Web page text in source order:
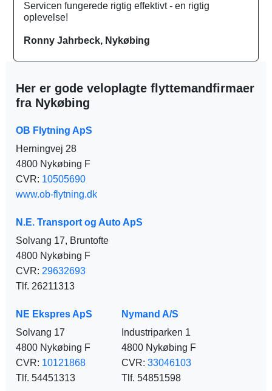
Servicen fungerede rigtig effektivt - en rigtig
oplevelse!
Ronny Jahrbeck, Nykøbing
Her er gode veloplagte flyttemandfirmaer
fra Nykøbing
OB Flytning ApS
Herningvej 28
4800 Nykøbing F
CVR: 10505690
www.ob-flytning.dk
N.E. Transport og Auto ApS
Solvang 17, Bruntofte
4800 Nykøbing F
CVR: 29632693
Tlf. 26211313
NE Ekspres ApS
Solvang 17
4800 Nykøbing F
CVR: 10121868
Tlf. 54451313
Nymand A/S
Industriparken 1
4800 Nykøbing F
CVR: 33046103
Tlf. 54851598